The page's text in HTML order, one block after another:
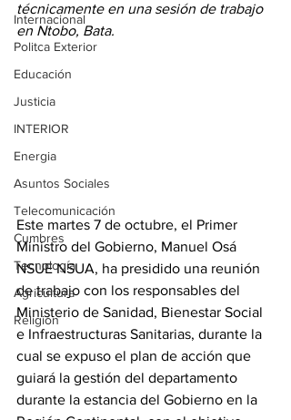
Internacional
Politca Exterior
Educación
Justicia
INTERIOR
Energia
Asuntos Sociales
Telecomunicación
Cumbres
Tecnología
Agricultura
Religión
técnicamente en una sesión de trabajo
en Ntobo, Bata.
Este martes 7 de octubre, el Primer
Ministro del Gobierno, Manuel Osá
NSUE NSUA, ha presidido una reunión
de trabajo con los responsables del
Ministerio de Sanidad, Bienestar Social
e Infraestructuras Sanitarias, durante la
cual se expuso el plan de acción que
guiará la gestión del departamento
durante la estancia del Gobierno en la